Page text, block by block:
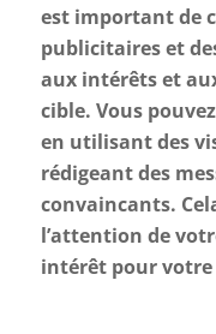
est important de
publicitaires et
aux intérêts et
cible. Vous
en utilisant des
rédigeant des
convaincants.
l’attention de
intérêt pour